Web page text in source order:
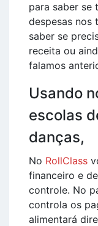
para saber se
despesas nos
saber se
receita ou
falamos
Usando
escolas
danças,
No RollClass
financeiro e
controle. No
controla os
alimentará